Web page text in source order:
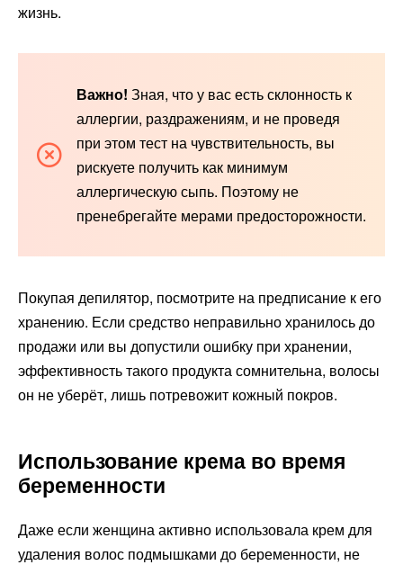
жизнь.
Важно! Зная, что у вас есть склонность к
аллергии, раздражениям, и не проведя
при этом тест на чувствительность, вы
рискуете получить как минимум
аллергическую сыпь. Поэтому не
пренебрегайте мерами предосторожности.
Покупая депилятор, посмотрите на предписание к его
хранению. Если средство неправильно хранилось до
продажи или вы допустили ошибку при хранении,
эффективность такого продукта сомнительна, волосы
он не уберёт, лишь потревожит кожный покров.
Использование крема во время
беременности
Даже если женщина активно использовала крем для
удаления волос подмышками до беременности, не